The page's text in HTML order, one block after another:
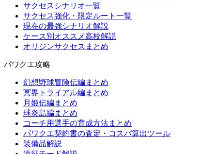
サクセスシナリオ一覧
サクセス強化・限定ルート一覧
現在の最強シナリオ解説
ケース別オススメ高校解説
オリジンサクセスまとめ
パワクエ攻略
幻想野球冒険伝編まとめ
冥界トライアル編まとめ
月姫伝編まとめ
球炎島編まとめ
コーチ用選手の育成方法まとめ
パワクエ契約書の査定・コスパ算出ツール
装備品解説